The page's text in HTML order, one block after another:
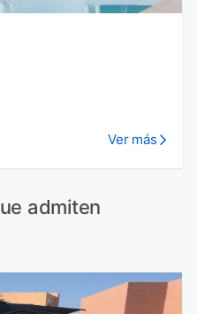
Ver más
admiten